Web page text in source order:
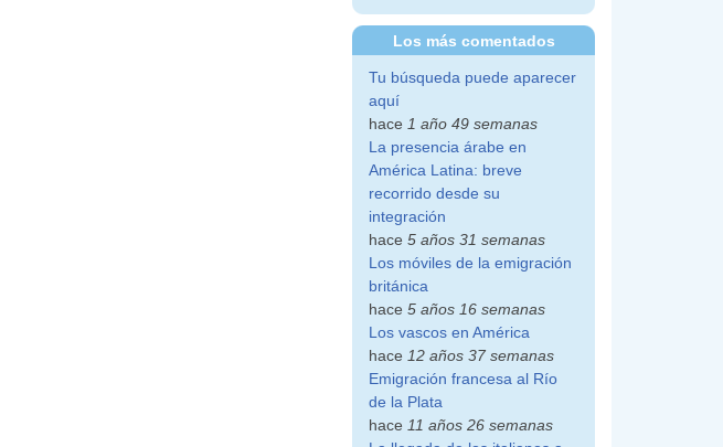
Los más comentados
Tu búsqueda puede aparecer
aquí
hace 1 año 49 semanas
La presencia árabe en
América Latina: breve
recorrido desde su
integración
hace5 años 31 semanas
Los móviles de la emigración
británica
hace5 años 16 semanas
Los vascos en América
hace 12 años 37 semanas
Emigración francesa al Río
de la Plata
hace 11 años 26 semanas